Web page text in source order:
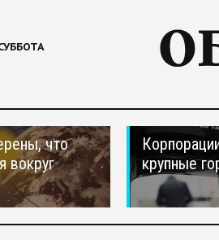
что
вокруг
крупные